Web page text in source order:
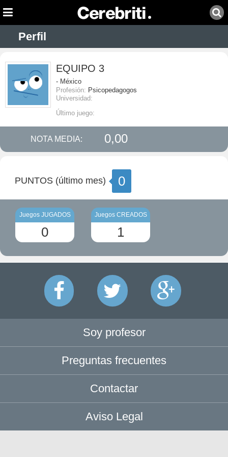
Perfil
EQUIPO 3
- México
Profesión: Psicopedagogos
Universidad:
Último juego:
NOTA MEDIA: 0,00
PUNTOS (último mes) 0
Juegos JUGADOS
0
Juegos CREADOS
1
Soy profesor
Preguntas frecuentes
Contactar
Aviso Legal